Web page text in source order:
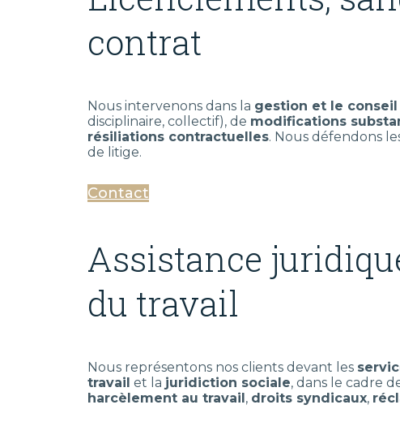
contrat
Nous intervenons dans la gestion et le conseil
disciplinaire, collectif), de modifications
résiliations contractuelles. Nous défendons
de litige.
Contact
Assistance
du travail
Nous représentons nos clients devant les
travail et la juridiction sociale, dans le cadre
harcèlement au travail, droits syndicaux,